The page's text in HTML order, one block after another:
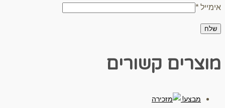
אימייל *
מוצרים קשורים
מבצע!